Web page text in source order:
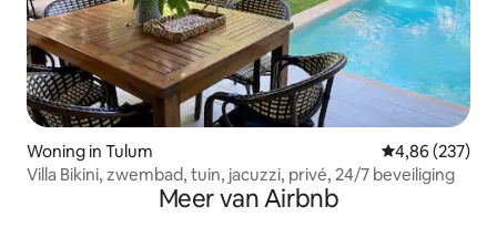
Woning in Tulum Gemiddelde
4,86 (237)
Villa Bikini, zwembad, tuin, jacuzzi, privé, 24/7 beveiliging
Meer van Airbnb